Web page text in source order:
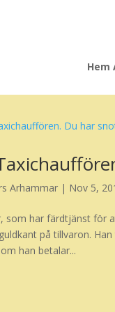
Hem
Arhammar | Nov 5,
som har färdtjänst för
på tillvaron.
han betalar...